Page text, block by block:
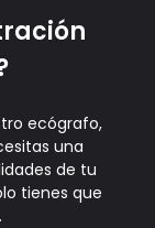
ecógrafo,
una
de tu
tienes que